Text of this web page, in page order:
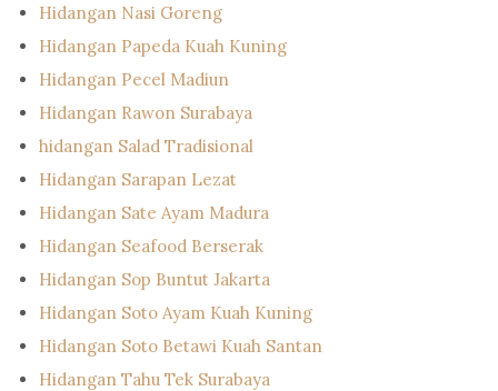
Hidangan Nasi Goreng
Hidangan Papeda Kuah Kuning
Hidangan Pecel Madiun
Hidangan Rawon Surabaya
hidangan Salad Tradisional
Hidangan Sarapan Lezat
Hidangan Sate Ayam Madura
Hidangan Seafood Berserak
Hidangan Sop Buntut Jakarta
Hidangan Soto Ayam Kuah Kuning
Hidangan Soto Betawi Kuah Santan
Hidangan Tahu Tek Surabaya